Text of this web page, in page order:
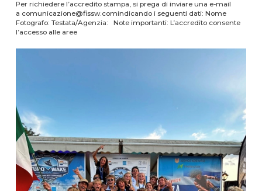
Per richiedere l’accredito stampa, si prega di inviare una e-mail
a comunicazione@fissw.comindicando i seguenti dati: Nome
Fotografo: Testata/Agenzia: Note importanti: L’accredito consente
l’accesso alle aree